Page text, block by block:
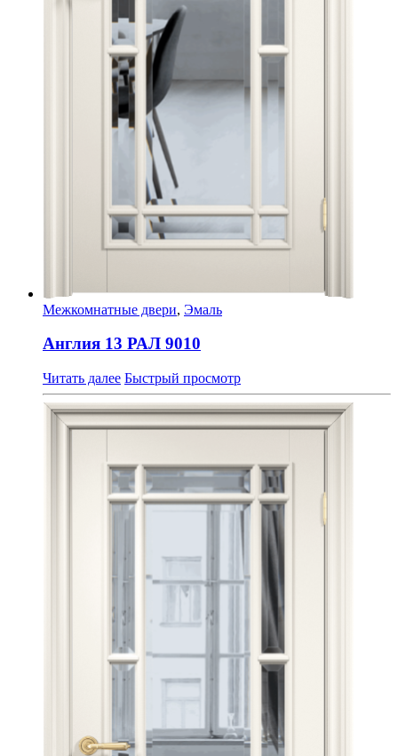
Межкомнатные двери, Эмаль
Англия 13 РАЛ 9010
Читать далее Быстрый просмотр